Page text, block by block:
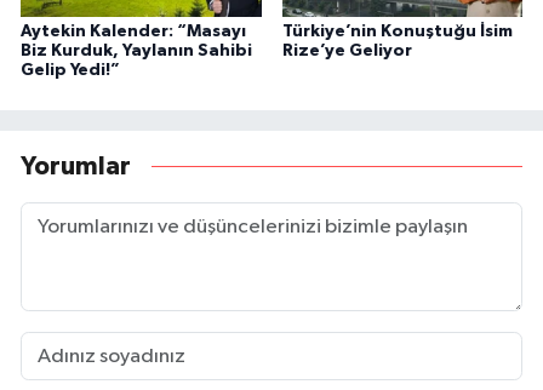
Aytekin Kalender: “Masayı
Biz Kurduk, Yaylanın Sahibi
Gelip Yedi!”
Türkiye’nin Konuştuğu İsim
Rize’ye Geliyor
Yorumlar